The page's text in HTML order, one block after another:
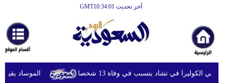
آخر تحديث GMT10:34:01
أخبارعاجلة
رياضة
ثقافة
الموساد يقيل الكوليرا في تشاد يتسبب في وفاة 13 شخصا